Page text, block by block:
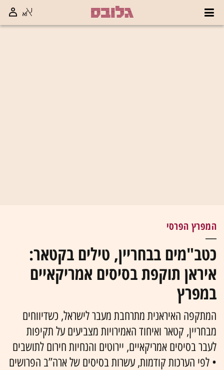
המפרץ הפרסי
כטב"מים בבחריין, טילים בקטאר:
איראן תוקפת בסיסים אמריקאיים
במפרץ
המתקפה האיראנית מתרחבת מעבר לישראל, כשדיווחים
מבחריין, קטאר ואיחוד האמירויות מצביעים על תקיפות
לעבר בסיסים אמריקאיים, יירוטים והנחיות חירום לתושבים
• לפי הערכות קודמות, עשרות בסיסים של ארה”ב הפרושים